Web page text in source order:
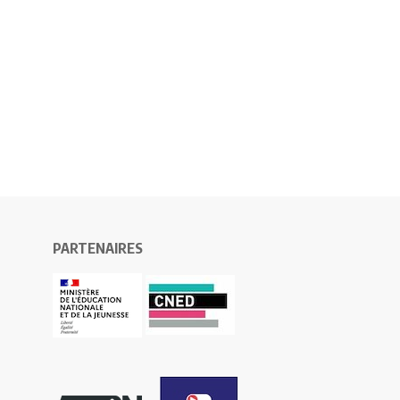
PARTENAIRES